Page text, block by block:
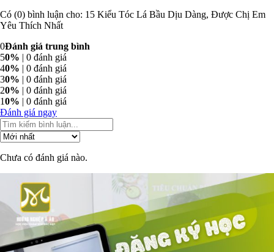
Có (0) bình luận cho: 15 Kiểu Tóc Lá Bầu Dịu Dàng, Được Chị Em
Yêu Thích Nhất
0Đánh giá trung bình
50% | 0 đánh giá
40% | 0 đánh giá
30% | 0 đánh giá
20% | 0 đánh giá
10% | 0 đánh giá
Đánh giá ngay
Chưa có đánh giá nào.